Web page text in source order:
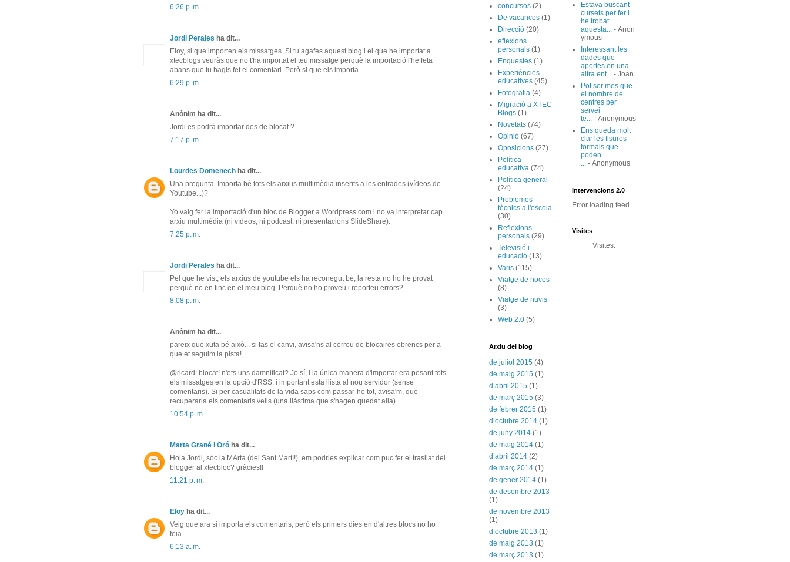
6:26 p. m.
Jordi Perales ha dit...
Eloy, si que importen els missatges. Si tu agafes aquest blog i el que he importat a
xtecblogs veuràs que no t'ha importat el teu missatge perquè la importació l'he feta
abans que tu hagis fet el comentari. Però si que els importa.
6:29 p. m.
Anònim ha dit...
Jordi es podrà importar des de blocat ?
7:17 p. m.
Lourdes Domenech ha dit...
Una pregunta. Importa bé tots els arxius multimèdia inserits a les entrades (vídeos de
Youtube...)?
Yo vaig fer la importació d'un bloc de Blogger a Wordpress.com i no va interpretar cap
arxiu multimèdia (ni vídeos, ni podcast, ni presentacions SlideShare).
7:25 p. m.
Jordi Perales ha dit...
Pel que he vist, els arxius de youtube els ha reconegut bé, la resta no ho he provat
perquè no en tinc en el meu blog. Perquè no ho proveu i reporteu errors?
8:08 p. m.
Anònim ha dit...
pareix que xuta bé això... si fas el canvi, avisa'ns al correu de blocaires ebrencs per a
que et seguim la pista!
@ricard: blocat! n'ets uns damnificat? Jo sí, i la única manera d'importar era posant tots
els missatges en la opció d'RSS, i important esta llista al nou servidor (sense
comentaris). Si per casualitats de la vida saps com passar-ho tot, avisa'm, que
recuperaria els comentaris vells (una llàstima que s'hagen quedat allà).
10:54 p. m.
Marta Grané i Oró ha dit...
Hola Jordi, sóc la MArta (del Sant Martí!), em podries explicar com puc fer el trasllat del
blogger al xtecbloc? gràcies!!
11:21 p. m.
Eloy ha dit...
Veig que ara si importa els comentaris, però els primers dies en d'altres blocs no ho
feia.
6:13 a. m.
concursos (2)
De vacances (1)
Direcció (20)
eflexions
personals (1)
Enquestes (1)
Experiències
educatives (45)
Fotografia (4)
Migració a XTEC
Blogs (1)
Novetats (74)
Opinió (67)
Oposicions (27)
Política
educativa (74)
Política general
(24)
Problemes
tècnics a l'escola
(30)
Reflexions
personals (29)
Televisió i
educació (13)
Varis (115)
Viatge de noces
(8)
Viatge de nuvis
(3)
Web 2.0 (5)
Arxiu del blog
de juliol 2015 (4)
de maig 2015 (1)
d’abril 2015 (1)
de març 2015 (3)
de febrer 2015 (1)
d’octubre 2014 (1)
de juny 2014 (1)
de maig 2014 (1)
d’abril 2014 (2)
de març 2014 (1)
de gener 2014 (1)
de desembre 2013
(1)
de novembre 2013
(1)
d’octubre 2013 (1)
de maig 2013 (1)
de març 2013 (1)
Estava buscant
cursets per fer i
he trobat
aquesta... - Anon
ymous
Interessant les
dades que
aportes en una
altra ent... - Joan
Pot ser mes que
el nombre de
centres per
servei
te... - Anonymous
Ens queda molt
clar les fisures
formals que
poden
... - Anonymous
Intervencions 2.0
Error loading feed.
Visites
Visites: